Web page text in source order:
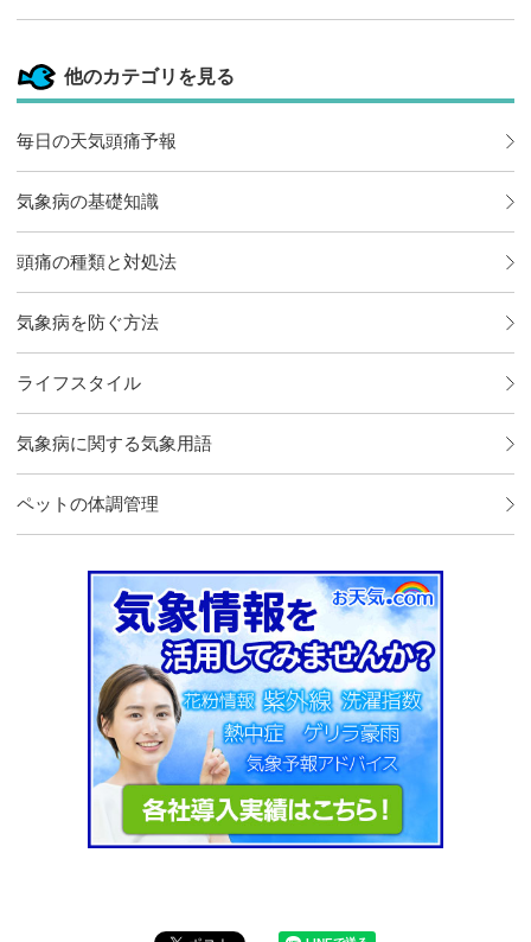
他のカテゴリを見る
毎日の天気頭痛予報
気象病の基礎知識
頭痛の種類と対処法
気象病を防ぐ方法
ライフスタイル
気象病に関する気象用語
ペットの体調管理